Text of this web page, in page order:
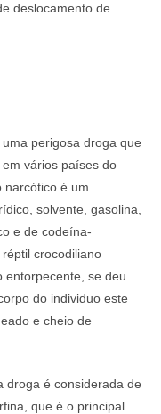
deslocamento de
perigosa droga que
vários países do
narcótico é um
solvente, gasolina,
e de codeína-
crocodiliano
entorpecente, se deu
do individuo este
e cheio de
droga é considerada de
que é o principal